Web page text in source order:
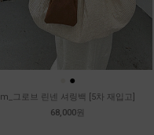
●
m_그로브 린넨 셔링백 [5차 재입고]
68,000원